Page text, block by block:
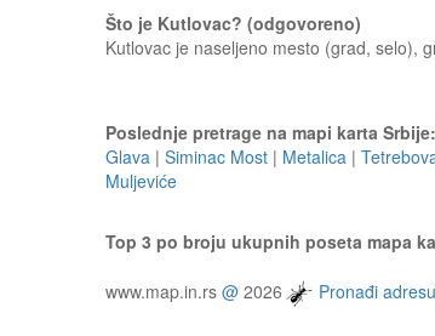
Što je Kutlovac? (odgovoreno)
Kutlovac je naseljeno mesto (grad, selo),
Poslednje pretrage na mapi karta Srbije:
Glava | Siminac Most | Metalica |
Muljeviće
Top 3 po broju ukupnih poseta mapa
www.map.in.rs @ 2026 Pronađi